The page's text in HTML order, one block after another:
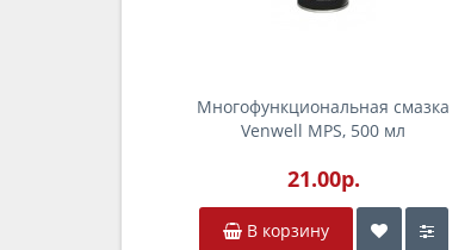
Многофункциональная смазка
Venwell MPS, 500 мл
21.00р.
В корзину